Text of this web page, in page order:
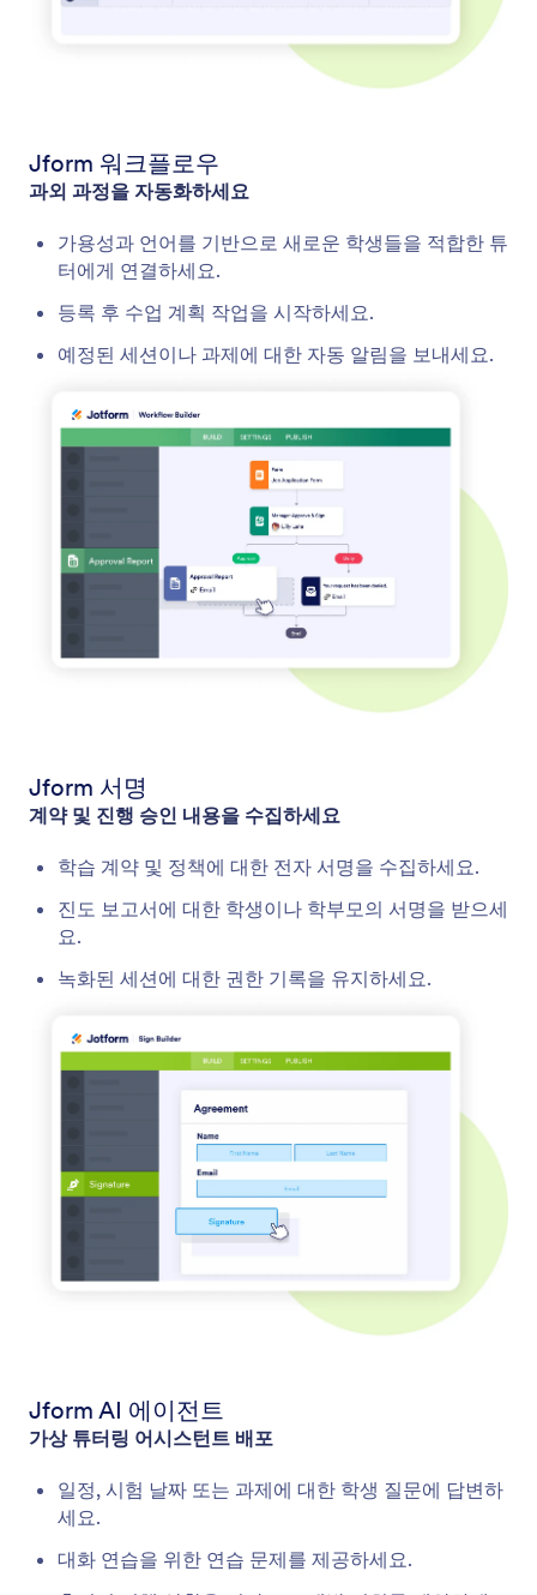
Jform 워크플로우
과외 과정을 자동화하세요
가용성과 언어를 기반으로 새로운 학생들을 적합한 튜
터에게 연결하세요.
등록 후 수업 계획 작업을 시작하세요.
예정된 세션이나 과제에 대한 자동 알림을 보내세요.
Jform 서명
계약 및 진행 승인 내용을 수집하세요
학습 계약 및 정책에 대한 전자 서명을 수집하세요.
진도 보고서에 대한 학생이나 학부모의 서명을 받으세
요.
녹화된 세션에 대한 권한 기록을 유지하세요.
Jform AI 에이전트
가상 튜터링 어시스턴트 배포
일정, 시험 날짜 또는 과제에 대한 학생 질문에 답변하
세요.
대화 연습을 위한 연습 문제를 제공하세요.